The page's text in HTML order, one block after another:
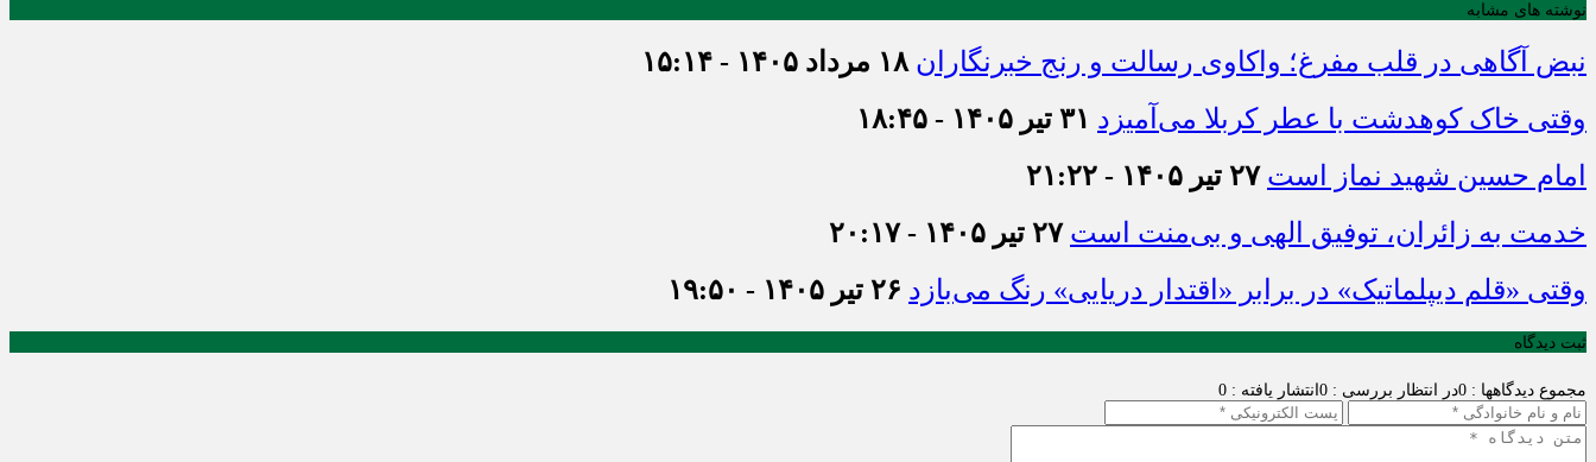
نوشته های مشابه
نبض آگاهی در قلب مفرغ؛ واکاوی رسالت و رنج خبرنگاران ۱۸ مرداد ۱۴۰۵ - ۱۵:۱۴
وقتی خاک کوهدشت با عطر کربلا می‌آمیزد ۳۱ تیر ۱۴۰۵ - ۱۸:۴۵
امام حسین شهید نماز است ۲۷ تیر ۱۴۰۵ - ۲۱:۲۲
خدمت به زائران، توفیق الهی و بی‌منت است ۲۷ تیر ۱۴۰۵ - ۲۰:۱۷
وقتی «قلم دیپلماتیک» در برابر «اقتدار دریایی» رنگ می‌بازد ۲۶ تیر ۱۴۰۵ - ۱۹:۵۰
ثبت دیدگاه
مجموع دیدگاهها : 0 در انتظار بررسی : 0 انتشار یافته : 0